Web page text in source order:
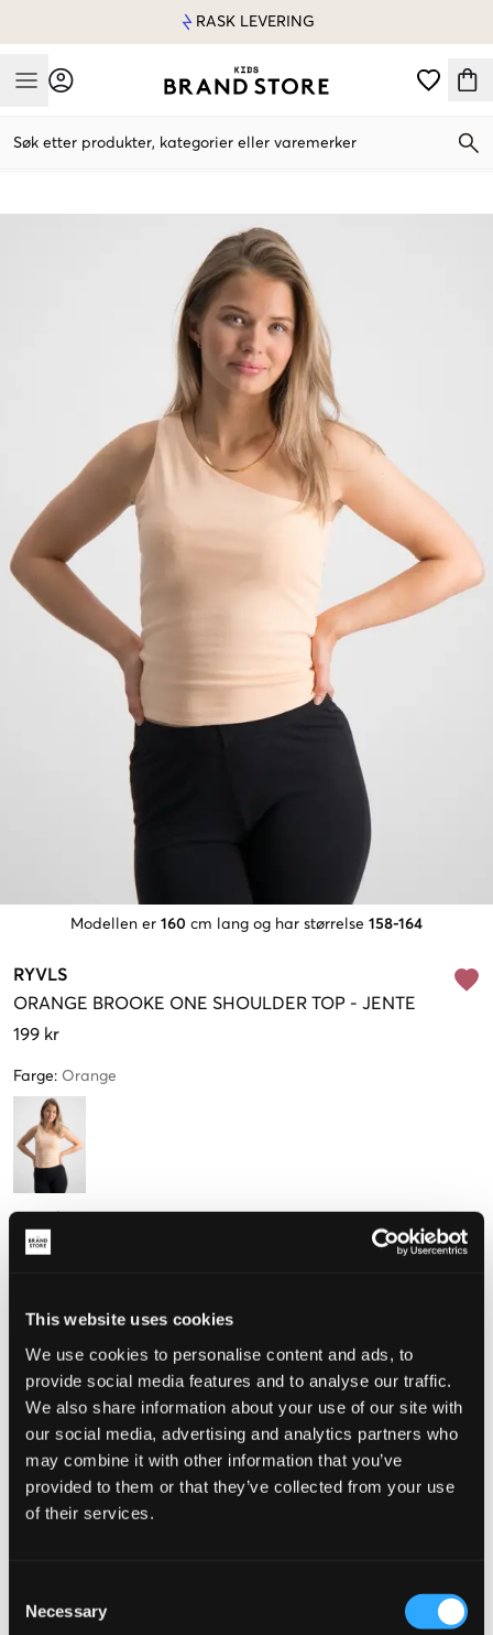
This website uses cookies
We use cookies to personalise content and ads, to
provide social media features and to analyse our traffic.
We also share information about your use of our site with
our social media, advertising and analytics partners who
may combine it with other information that you’ve
provided to them or that they’ve collected from your use
of their services.
Selection
Necessary
RASK LEVERING
Mobile Menu
Søk etter produkter, kategorier eller varemerker
Modellen er 160 cm lang og har størrelse 158-164
RYVLS
ORANGE BROOKE ONE SHOULDER TOP - JENTE
199 kr
Farge: Orange
Størrelse
Opplevd størrelse
Liten Riktig Stor
STØRRELSESTABELL
VELG EN STØRRELSE
Fri frakt over 999 kr
Retur- og bytterett i 60 dager